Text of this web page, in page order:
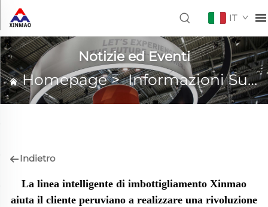
IT
Notizie ed Eventi
Homepage>Informazioni Su XINMAO
Indietro
La linea intelligente di imbottigliamento Xinmao
aiuta il cliente peruviano a realizzare una rivoluzione